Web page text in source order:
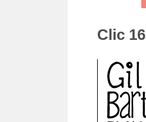
Clic 16